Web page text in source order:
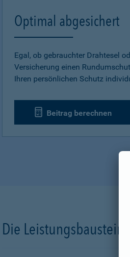
Optimal abgesichert
Egal, ob gebrauchter Drahtesel
Versicherung einen
Ihren persönlichen Schutz
Beitrag berechnen
Die